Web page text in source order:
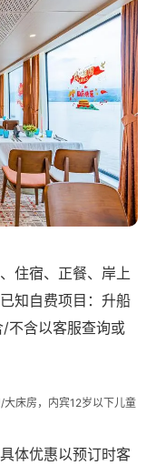
住宿、正餐、岸上
知自费项目：升船
不含以客服查询或
床房，内宾12岁以下儿童
体优惠以预订时客